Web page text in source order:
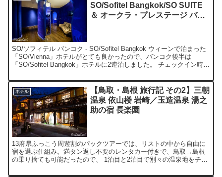
SO/Sofitel Bangkok/SO SUITE
＆ オークラ・プレステージ バン
SO/ソフィテル バンコク - SO/Sofitel Bangkok ウィーンで泊まった
「SO/Vienna」ホテルがとても良かったので、バンコク後半は
「SO/Sofitel Bangkok」ホテルに2連泊しました。 チェックイン時
ホテル
【鳥取・島根 旅行記 その2】三朝
温泉 依山楼 岩崎／玉造温泉 湯之
助の宿 長楽園
13府県ふっこう周遊割のパックツアーでは、リストの中から自由に
宿を選ぶ仕組み。満タン返し不要のレンタカー付きで、鳥取→島根
の乗り捨ても可能だったので、 1泊目と2泊目で別々の温泉地をチョ